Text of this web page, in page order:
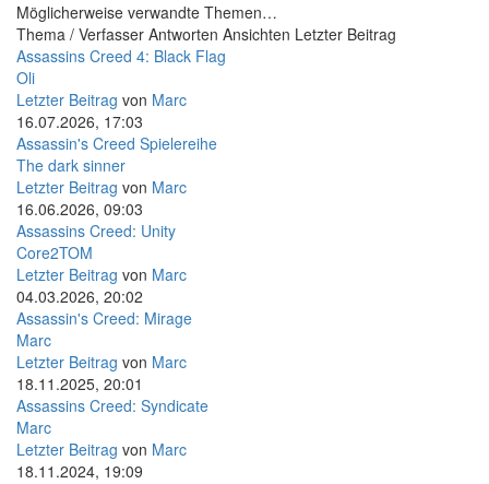
Möglicherweise verwandte Themen…
Thema / Verfasser Antworten Ansichten Letzter Beitrag
Assassins Creed 4: Black Flag
Oli
Letzter Beitrag von Marc
16.07.2026, 17:03
Assassin's Creed Spielereihe
The dark sinner
Letzter Beitrag von Marc
16.06.2026, 09:03
Assassins Creed: Unity
Core2TOM
Letzter Beitrag von Marc
04.03.2026, 20:02
Assassin's Creed: Mirage
Marc
Letzter Beitrag von Marc
18.11.2025, 20:01
Assassins Creed: Syndicate
Marc
Letzter Beitrag von Marc
18.11.2024, 19:09